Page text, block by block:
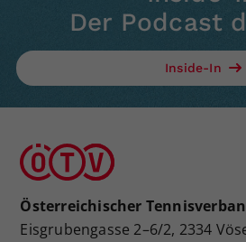
Der Podcast
Inside-In
Österreichischer
Eisgrubengasse 2–6/2, 2334